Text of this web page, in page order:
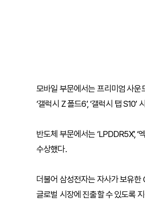
모바일 부문에서는 프리미엄 사운
‘갤럭시 Z 폴드6’, ‘갤럭시 탭
반도체 부문에서는 ‘LPDDR5X’,
수상했다.
더불어 삼성전자는 자사가 보유
글로벌 시장에 진출할 수 있도록